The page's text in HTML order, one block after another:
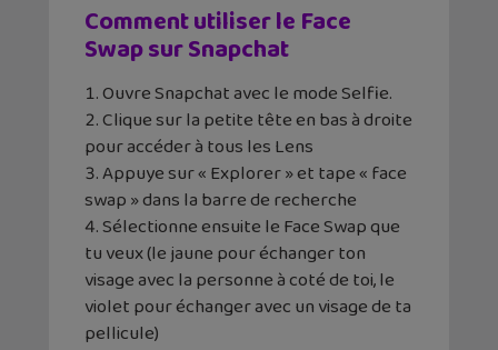
Comment utiliser le Face
Swap sur Snapchat
Ouvre Snapchat avec le mode Selfie.
Clique sur la petite tête en bas à droite
pour accéder à tous les Lens
Appuye sur « Explorer » et tape « face
swap » dans la barre de recherche
Sélectionne ensuite le Face Swap que
tu veux (le jaune pour échanger ton
visage avec la personne à coté de toi, le
violet pour échanger avec un visage de ta
pellicule)